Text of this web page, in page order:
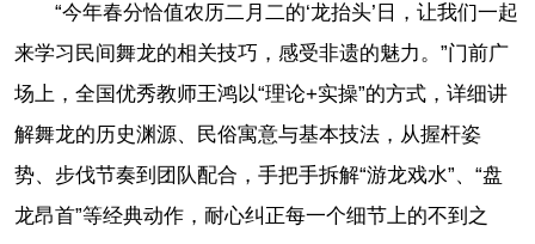
“今年春分恰值农历二月二的‘龙抬头’日，让我们一起
来学习民间舞龙的相关技巧，感受非遗的魅力。”门前广
场上，全国优秀教师王鸿以“理论+实操”的方式，详细讲
解舞龙的历史渊源、民俗寓意与基本技法，从握杆姿
势、步伐节奏到团队配合，手把手拆解“游龙戏水”、“盘
龙昂首”等经典动作，耐心纠正每一个细节上的不到之